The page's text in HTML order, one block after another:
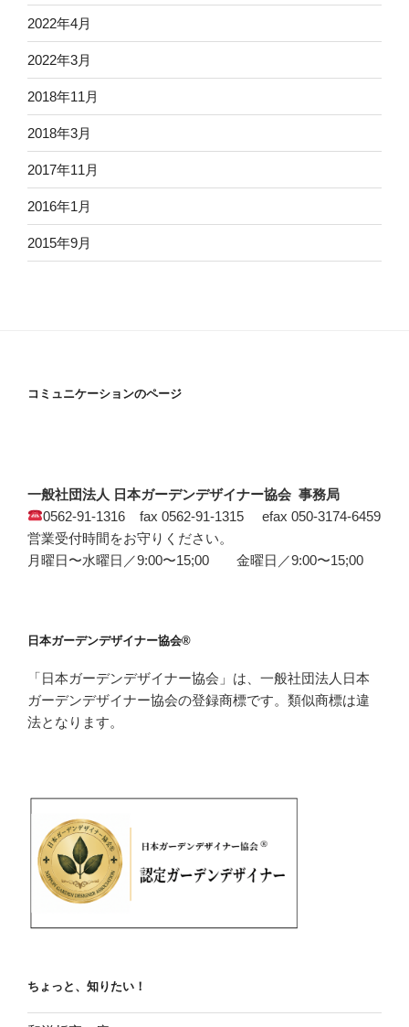
2022年4月
2022年3月
2018年11月
2018年3月
2017年11月
2016年1月
2015年9月
コミュニケーションのページ
一般社団法人 日本ガーデンデザイナー協会 事務局
0562-91-1316 fax 0562-91-1315 efax 050-3174-6459
営業受付時間をお守りください。
月曜日〜水曜日／9:00〜15;00 金曜日／9:00〜15;00
日本ガーデンデザイナー協会®
「日本ガーデンデザイナー協会」は、一般社団法人日本
ガーデンデザイナー協会の登録商標です。類似商標は違
法となります。
ちょっと、知りたい！